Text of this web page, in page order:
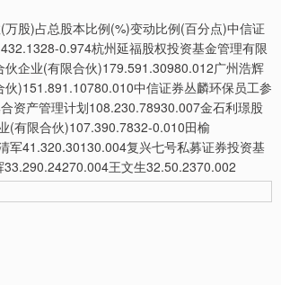
万股)占总股本比例(%)变动比例(百分点)中信证
0.974杭州延福股权投资基金管理有限
伙企业(有限合伙)179.591.30980.012广州浩辉
伙)151.891.10780.010中信证券丛麟环保员工参
资产管理计划108.230.78930.007金石利璟股
(有限合伙)107.390.7832-0.010田榆
军41.320.30130.004复兴七号私募证券投资基
王文生32.50.2370.002